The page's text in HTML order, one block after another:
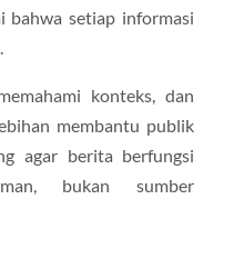
bahwa setiap informasi
konteks, dan
membantu publik
agar berita berfungsi
bukan sumber